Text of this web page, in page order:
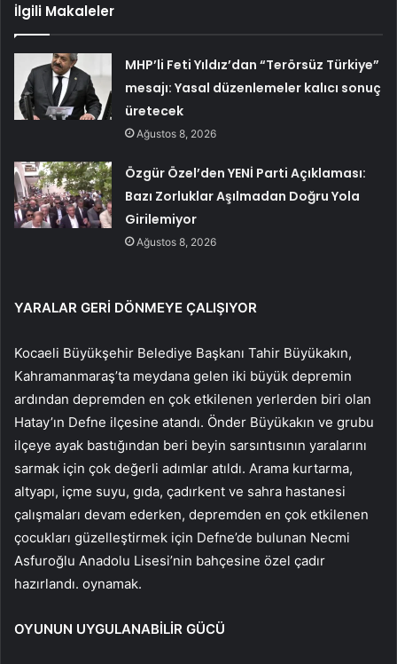
İlgili Makaleler
MHP’li Feti Yıldız’dan “Terörsüz Türkiye”
mesajı: Yasal düzenlemeler kalıcı sonuç
üretecek
Ağustos 8, 2026
Özgür Özel’den YENİ Parti Açıklaması:
Bazı Zorluklar Aşılmadan Doğru Yola
Girilemiyor
Ağustos 8, 2026
YARALAR GERİ DÖNMEYE ÇALIŞIYOR
Kocaeli Büyükşehir Belediye Başkanı Tahir Büyükakın,
Kahramanmaraş’ta meydana gelen iki büyük depremin
ardından depremden en çok etkilenen yerlerden biri olan
Hatay’ın Defne ilçesine atandı. Önder Büyükakın ve grubu
ilçeye ayak bastığından beri beyin sarsıntısının yaralarını
sarmak için çok değerli adımlar atıldı. Arama kurtarma,
altyapı, içme suyu, gıda, çadırkent ve sahra hastanesi
çalışmaları devam ederken, depremden en çok etkilenen
çocukları güzelleştirmek için Defne’de bulunan Necmi
Asfuroğlu Anadolu Lisesi’nin bahçesine özel çadır
hazırlandı. oynamak.
OYUNUN UYGULANABİLİR GÜCÜ